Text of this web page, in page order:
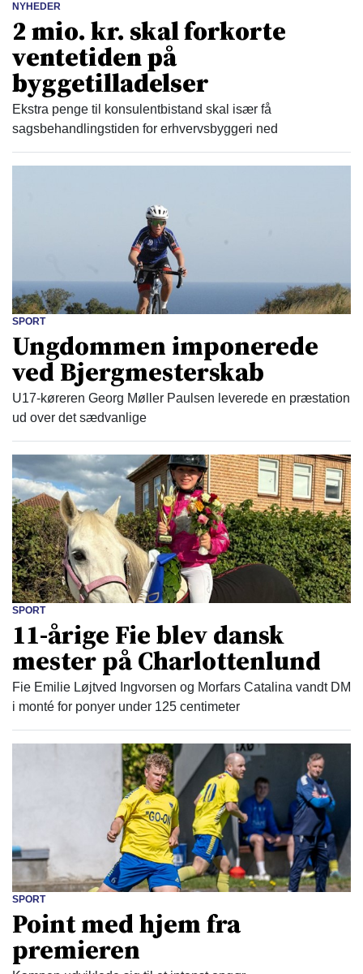
NYHEDER
2 mio. kr. skal forkorte
ventetiden på
byggetilladelser
Ekstra penge til konsulentbistand skal især få
sagsbehandlingstiden for erhvervsbyggeri ned
SPORT
Ungdommen imponerede
ved Bjergmesterskab
U17-køreren Georg Møller Paulsen leverede en præstation
ud over det sædvanlige
SPORT
11-årige Fie blev dansk
mester på Charlottenlund
Fie Emilie Løjtved Ingvorsen og Morfars Catalina vandt DM
i monté for ponyer under 125 centimeter
SPORT
Point med hjem fra
premieren